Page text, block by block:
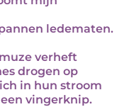
ledematen.
verheft
drogen op
in hun stroom
vingerknip.